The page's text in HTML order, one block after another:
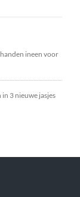
ineen voor
in 3 nieuwe jasjes